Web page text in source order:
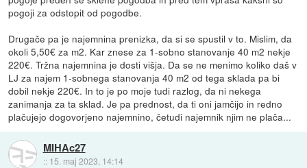
pogoji za odstopit od pogodbe.
Drugače pa je najemnina prenizka, da si se spustil v to. Mislim, da
okoli 5,50€ za m2. Kar znese za 1-sobno stanovanje 40 m2 nekje
220€. Tržna najemnina je dosti višja. Da se ne menimo koliko daš v
LJ za najem 1-sobnega stanovanja 40 m2 od tega sklada pa bi
dobil nekje 220€. In to je po moje tudi razlog, da ni nekega
zanimanja za ta sklad. Je pa prednost, da ti oni jamčijo in redno
plačujejo dogovorjeno najemnino, četudi najemnik njim ne plača...
MIHAc27
:: 15. maj 2023, 14:14